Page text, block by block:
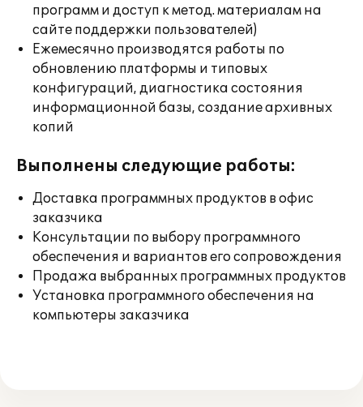
программ и доступ к метод. материалам на
сайте поддержки пользователей)
Ежемесячно производятся работы по
обновлению платформы и типовых
конфигураций, диагностика состояния
информационной базы, создание архивных
копий
Выполнены следующие работы:
Доставка программных продуктов в офис
заказчика
Консультации по выбору программного
обеспечения и вариантов его сопровождения
Продажа выбранных программных продуктов
Установка программного обеспечения на
компьютеры заказчика